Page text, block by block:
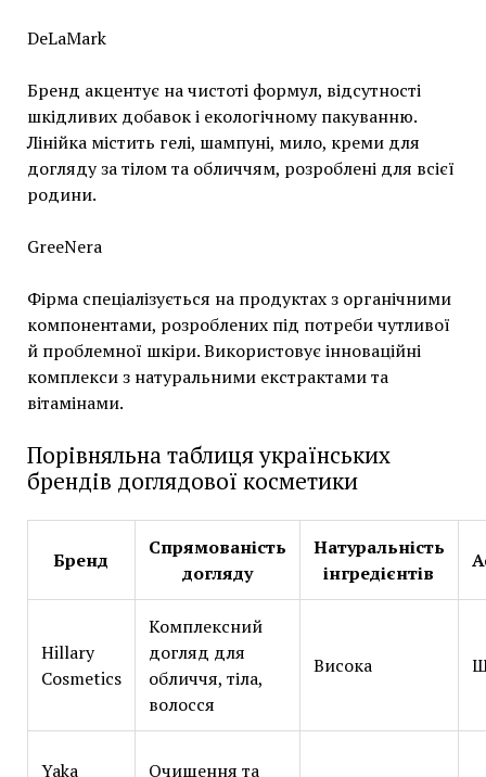
DeLaMark
Бренд акцентує на чистоті формул, відсутності
шкідливих добавок і екологічному пакуванню.
Лінійка містить гелі, шампуні, мило, креми для
догляду за тілом та обличчям, розроблені для всієї
родини.
GreeNera
Фірма спеціалізується на продуктах з органічними
компонентами, розроблених під потреби чутливої
й проблемної шкіри. Використовує інноваційні
комплекси з натуральними екстрактами та
вітамінами.
Порівняльна таблиця українських
брендів доглядової косметики
Бренд
Спрямованість
догляду
Натуральність
інгредієнтів
Hillary
Cosmetics
Комплексний
догляд для
обличчя, тіла,
волосся
Висока
Yaka Очищення та